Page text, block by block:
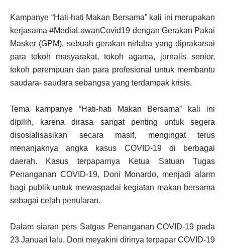
Kampanye “Hati-hati Makan Bersama” kali ini merupakan
kerjasama #MediaLawanCovid19 dengan Gerakan Pakai
Masker (GPM), sebuah gerakan nirlaba yang diprakarsai
para tokoh masyarakat, tokoh agama, jurnalis senior,
tokoh perempuan dan para profesional untuk membantu
saudara- saudara sebangsa yang terdampak krisis.
Tema kampanye “Hati-hati Makan Bersama” kali ini
dipilih, karena dirasa sangat penting untuk segera
disosialisasikan secara masif, mengingat terus
menanjaknya angka kasus COVID-19 di berbagai
daerah. Kasus terpaparnya Ketua Satuan Tugas
Penanganan COVID-19, Doni Monardo, menjadi alarm
bagi publik untuk mewaspadai kegiatan makan bersama
sebagai celah penularan.
Dalam siaran pers Satgas Penanganan COVID-19 pada
23 Januari lalu, Doni meyakini dirinya terpapar COVID-19